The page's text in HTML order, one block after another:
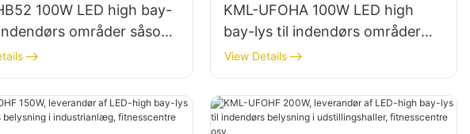
100W LED high bay-
områder såsom
fabriksbygninger og
KML-UFOHA 100W LED high
bay-lys til indendørs områder
såsom industrielle
fabriksbygninger og
lagerbygninger.
View Details